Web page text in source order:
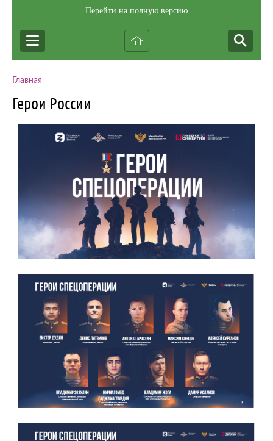
Перейти на полную версию
Главная
Герои России